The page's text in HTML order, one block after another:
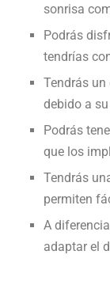
sonrisa
Podrás
tendrías
Tendrás
debido a
Podrás
que los
Tendrás
permiten
A
adaptar el